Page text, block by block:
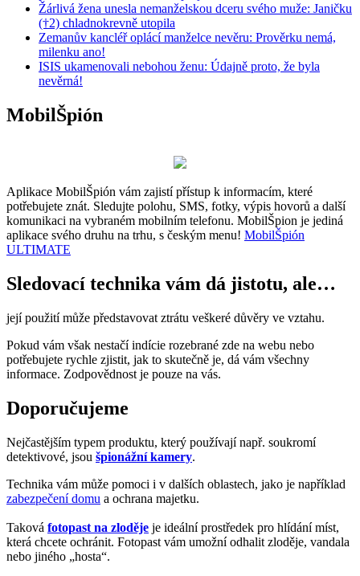
Žárlivá žena unesla nemanželskou dceru svého muže: Janičku
(†2) chladnokrevně utopila
Zemanův kancléř oplácí manželce nevěru: Prověrku nemá,
milenku ano!
ISIS ukamenovali nebohou ženu: Údajně proto, že byla
nevěrná!
MobilŠpión
Aplikace MobilŠpión vám zajistí přístup k informacím, které
potřebujete znát. Sledujte polohu, SMS, fotky, výpis hovorů a další
komunikaci na vybraném mobilním telefonu. MobilŠpion je jediná
aplikace svého druhu na trhu, s českým menu! MobilŠpión
ULTIMATE
Sledovací technika vám dá jistotu, ale…
její použití může představovat ztrátu veškeré důvěry ve vztahu.
Pokud vám však nestačí indície rozebrané zde na webu nebo
potřebujete rychle zjistit, jak to skutečně je, dá vám všechny
informace. Zodpovědnost je pouze na vás.
Doporučujeme
Nejčastějším typem produktu, který používají např. soukromí
detektivové, jsou špionážní kamery.
Technika vám může pomoci i v dalších oblastech, jako je například
zabezpečení domu a ochrana majetku.
Taková fotopast na zloděje je ideální prostředek pro hlídání míst,
která chcete ochránit. Fotopast vám umožní odhalit zloděje, vandala
nebo jiného „hosta“.